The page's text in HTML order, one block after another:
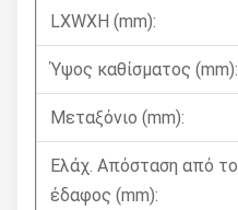
LXWXH (mm):
Ύψος καθίσματος (mm):
Μεταξόνιο (mm):
Ελάχ. Απόσταση από το
έδαφος (mm):